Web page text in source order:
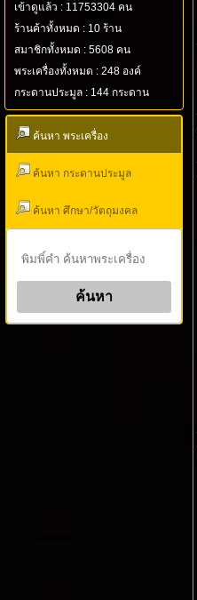
เข้าดูแล้ว : 11753304 คน
ร้านค้าทั้งหมด : 10 ร้าน
สมาชิกทั้งหมด : 5608 คน
พระเครื่องทั้งหมด : 248 องค์
กระดานประมูล : 144 กระดาน
ค้นหา พระเครื่อง
ค้นหา กระดานประมูล
ค้นหา ศึกษา/วัตถุมงคล